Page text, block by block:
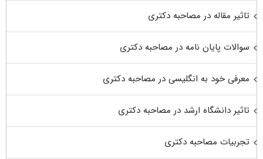
تاثیر مقاله در مصاحبه دکتری
سوالات پایان نامه در مصاحبه دکتری
معرفی خود به انگلیسی در مصاحبه دکتری
تاثیر دانشگاه ارشد در مصاحبه دکتری
تجربیات مصاحبه دکتری